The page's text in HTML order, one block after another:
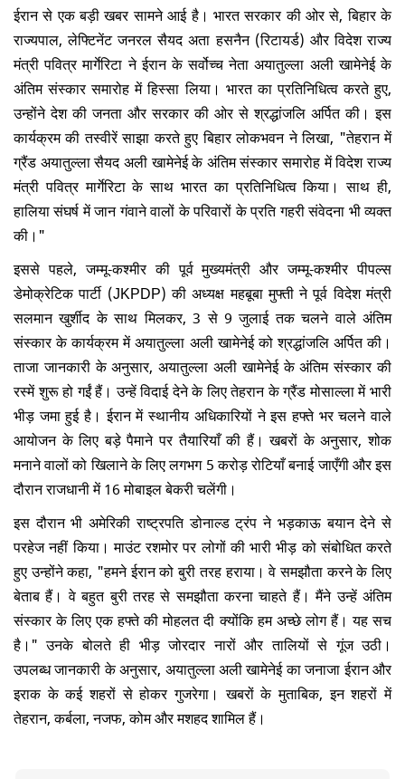
ईरान से एक बड़ी खबर सामने आई है। भारत सरकार की ओर से, बिहार के
राज्यपाल, लेफ्टिनेंट जनरल सैयद अता हसनैन (रिटायर्ड) और विदेश राज्य
मंत्री पवित्र मार्गेरिटा ने ईरान के सर्वोच्च नेता अयातुल्ला अली खामेनेई के
अंतिम संस्कार समारोह में हिस्सा लिया। भारत का प्रतिनिधित्व करते हुए,
उन्होंने देश की जनता और सरकार की ओर से श्रद्धांजलि अर्पित की। इस
कार्यक्रम की तस्वीरें साझा करते हुए बिहार लोकभवन ने लिखा, "तेहरान में
ग्रैंड अयातुल्ला सैयद अली खामेनेई के अंतिम संस्कार समारोह में विदेश राज्य
मंत्री पवित्र मार्गेरिटा के साथ भारत का प्रतिनिधित्व किया। साथ ही,
हालिया संघर्ष में जान गंवाने वालों के परिवारों के प्रति गहरी संवेदना भी व्यक्त
की।"
इससे पहले, जम्मू-कश्मीर की पूर्व मुख्यमंत्री और जम्मू-कश्मीर पीपल्स
डेमोक्रेटिक पार्टी (JKPDP) की अध्यक्ष महबूबा मुफ्ती ने पूर्व विदेश मंत्री
सलमान खुर्शीद के साथ मिलकर, 3 से 9 जुलाई तक चलने वाले अंतिम
संस्कार के कार्यक्रम में अयातुल्ला अली खामेनेई को श्रद्धांजलि अर्पित की।
ताजा जानकारी के अनुसार, अयातुल्ला अली खामेनेई के अंतिम संस्कार की
रस्में शुरू हो गईं हैं। उन्हें विदाई देने के लिए तेहरान के ग्रैंड मोसाल्ला में भारी
भीड़ जमा हुई है। ईरान में स्थानीय अधिकारियों ने इस हफ्ते भर चलने वाले
आयोजन के लिए बड़े पैमाने पर तैयारियाँ की हैं। खबरों के अनुसार, शोक
मनाने वालों को खिलाने के लिए लगभग 5 करोड़ रोटियाँ बनाई जाएँगी और इस
दौरान राजधानी में 16 मोबाइल बेकरी चलेंगी।
इस दौरान भी अमेरिकी राष्ट्रपति डोनाल्ड ट्रंप ने भड़काऊ बयान देने से
परहेज नहीं किया। माउंट रशमोर पर लोगों की भारी भीड़ को संबोधित करते
हुए उन्होंने कहा, "हमने ईरान को बुरी तरह हराया। वे समझौता करने के लिए
बेताब हैं। वे बहुत बुरी तरह से समझौता करना चाहते हैं। मैंने उन्हें अंतिम
संस्कार के लिए एक हफ्ते की मोहलत दी क्योंकि हम अच्छे लोग हैं। यह सच
है।" उनके बोलते ही भीड़ जोरदार नारों और तालियों से गूंज उठी।
उपलब्ध जानकारी के अनुसार, अयातुल्ला अली खामेनेई का जनाजा ईरान और
इराक के कई शहरों से होकर गुजरेगा। खबरों के मुताबिक, इन शहरों में
तेहरान, कर्बला, नजफ, कोम और मशहद शामिल हैं।